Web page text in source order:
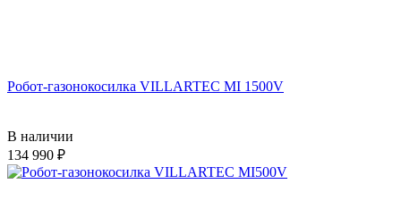
Робот-газонокосилка VILLARTEC MI 1500V
В наличии
134 990